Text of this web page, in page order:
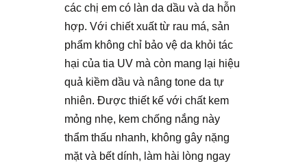
các chị em có làn da dầu và da hỗn
hợp. Với chiết xuất từ rau má, sản
phẩm không chỉ bảo vệ da khỏi tác
hại của tia UV mà còn mang lại hiệu
quả kiềm dầu và nâng tone da tự
nhiên. Được thiết kế với chất kem
mỏng nhẹ, kem chống nắng này
thẩm thấu nhanh, không gây nặng
mặt và bết dính, làm hài lòng ngay